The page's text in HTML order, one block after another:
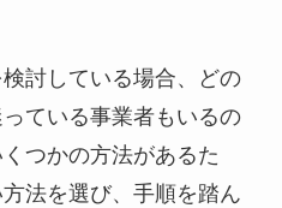
討している場合、どの
ている事業者もいるの
つかの方法があるた
法を選び、手順を踏ん